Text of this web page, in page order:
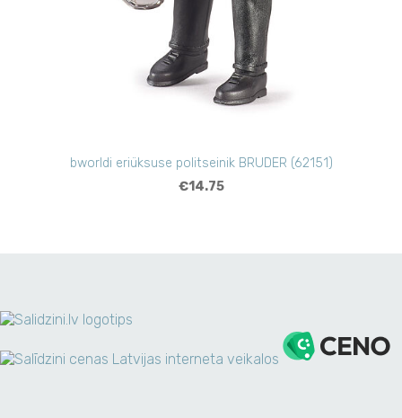
bworldi eriüksuse politseinik BRUDER (62151)
€14.75